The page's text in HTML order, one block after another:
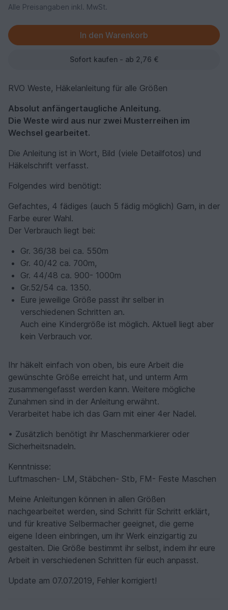
Alle Preisangaben inkl. MwSt.
Sofort kaufen - ab 2,76 €
RVO Weste, Häkelanleitung für alle Größen
Absolut anfängertaugliche Anleitung.
Die Weste wird aus nur zwei Musterreihen im
Wechsel gearbeitet.
Die Anleitung ist in Wort, Bild (viele Detailfotos) und
Häkelschrift verfasst.
Folgendes wird benötigt:
Gefachtes, 4 fädiges (auch 5 fädig möglich) Garn, in der
Farbe eurer Wahl.
Der Verbrauch liegt bei:
Gr. 36/38 bei ca. 550m
Gr. 40/42 ca. 700m,
Gr. 44/48 ca. 900- 1000m
Gr.52/54 ca. 1350.
Eure jeweilige Größe passt ihr selber in
verschiedenen Schritten an.
Auch eine Kindergröße ist möglich. Aktuell liegt aber
kein Verbrauch vor.
Ihr häkelt einfach von oben, bis eure Arbeit die
gewünschte Größe erreicht hat, und unterm Arm
zusammengefasst werden kann. Weitere mögliche
Zunahmen sind in der Anleitung erwähnt.
Verarbeitet habe ich das Garn mit einer 4er Nadel.
• Zusätzlich benötigt ihr Maschenmarkierer oder
Sicherheitsnadeln.
Kenntnisse:
Luftmaschen- LM, Stäbchen- Stb, FM- Feste Maschen
Meine Anleitungen können in allen Größen
nachgearbeitet werden, sind Schritt für Schritt erklärt,
und für kreative Selbermacher geeignet, die gerne
eigene Ideen einbringen, um ihr Werk einzigartig zu
gestalten. Die Größe bestimmt ihr selbst, indem ihr eure
Arbeit in verschiedenen Schritten für euch anpasst.
Update am 07.07.2019, Fehler korrigiert!